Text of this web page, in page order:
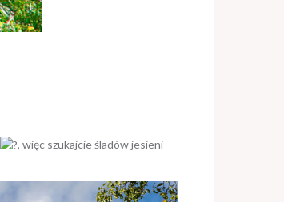
, więc szukajcie śladów jesieni